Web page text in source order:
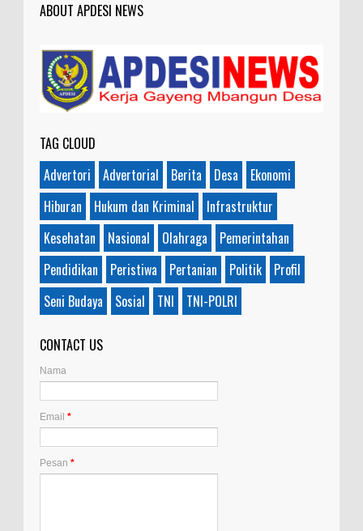
ABOUT APDESI NEWS
TAG CLOUD
Advertori
Advertorial Berita Desa
Ekonomi
Hiburan
Hukum dan Kriminal
Infrastruktur
Kesehatan
Nasional Olahraga
Pemerintahan
Pendidikan
Peristiwa Pertanian Politik
Profil
Seni Budaya
Sosial TNI TNI-POLRI
CONTACT US
Nama
Email *
Pesan *